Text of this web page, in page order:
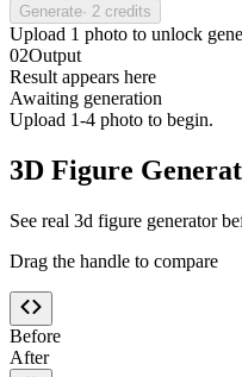
Generate· 2 credits
Upload 1 photo to unlock
02Output
Result appears here
Awaiting generation
Upload 1-4 photo to begin.
3D Figure
See real 3d figure generator
Drag the handle to compare
Before
After